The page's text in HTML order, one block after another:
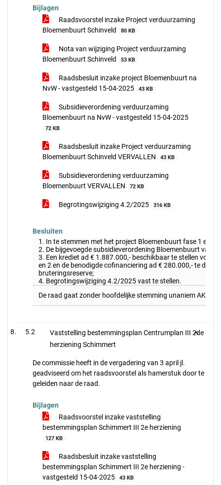
Bijlagen
Raadsvoorstel inzake Project verduurzaming
Bloemenbuurt Schinveld
80 KB
Nota van wijziging Project verduurzaming
Bloemenbuurt Schinveld
53 KB
Raadsbesluit inzake project Bloemenbuurt na
NvW - vastgesteld 15-04-2025
43 KB
Subsidieverordening verduurzaming
Bloemenbuurt na NvW - vastgesteld 15-04-2025
72 KB
Raadsbesluit inzake Project verduurzaming
Bloemenbuurt Schinveld VERVALLEN
43 KB
Subsidieverordening verduurzaming
Bloemenbuurt VERVALLEN
72 KB
Begrotingswijziging 4.2/2025 316 KB
Besluiten
1. In te stemmen met het project Bloemenbuurt fase 1 en 2;
2. De bijgevoegde subsidieverordening Bloemenbuurt vast
3. Een krediet ad € 1.887.000,- beschikbaar te stellen voor
en 2 en de benodigde cofinanciering ad € 280.000,- te
bruteringsreserve;
4. Begrotingswijziging 4.2/2025 vast te stellen.
De raad gaat zonder hoofdelijke stemming unaniem
5.2
Vaststelling bestemmingsplan Centrumplan III 2de
herziening Schimmert
De commissie heeft in de vergadering van 3 april jl.
geadviseerd om het raadsvoorstel als hamerstuk door te
geleiden naar de raad.
Bijlagen
Raadsvoorstel inzake vaststelling
bestemmingsplan Schimmert III 2e herziening
127 KB
Raadsbesluit inzake vaststelling
bestemmingsplan Schimmert III 2e herziening -
vastgesteld 15-04-2025
43 KB